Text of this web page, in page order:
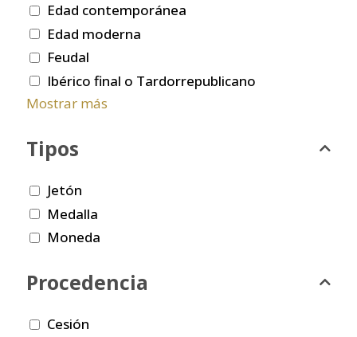
Edad contemporánea
Edad moderna
Feudal
Ibérico final o Tardorrepublicano
Mostrar más
Tipos
Jetón
Medalla
Moneda
Procedencia
Cesión